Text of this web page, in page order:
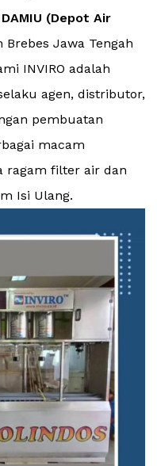
DAMIU (Depot Air
Brebes Jawa Tengah
INVIRO adalah
agen, distributor,
pembuatan
macam
ragam filter air dan
Isi Ulang.